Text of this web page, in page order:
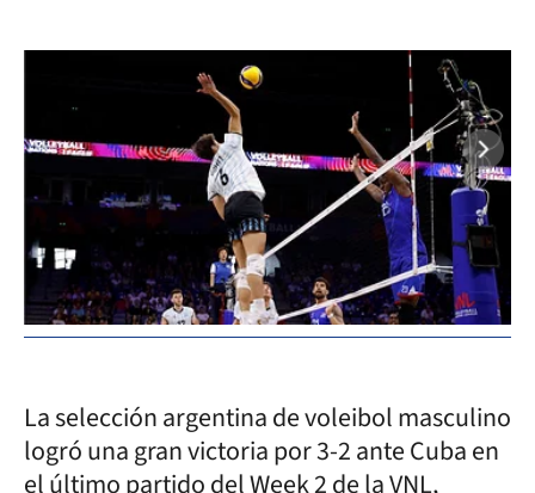
La selección argentina de voleibol masculino
logró una gran victoria por 3-2 ante Cuba en
el último partido del Week 2 de la VNL,